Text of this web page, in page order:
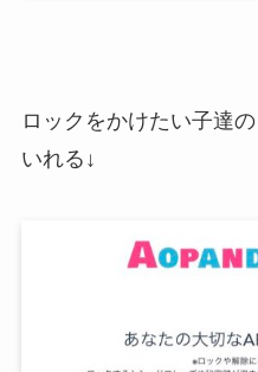
ロックをかけたい子達
いれる↓